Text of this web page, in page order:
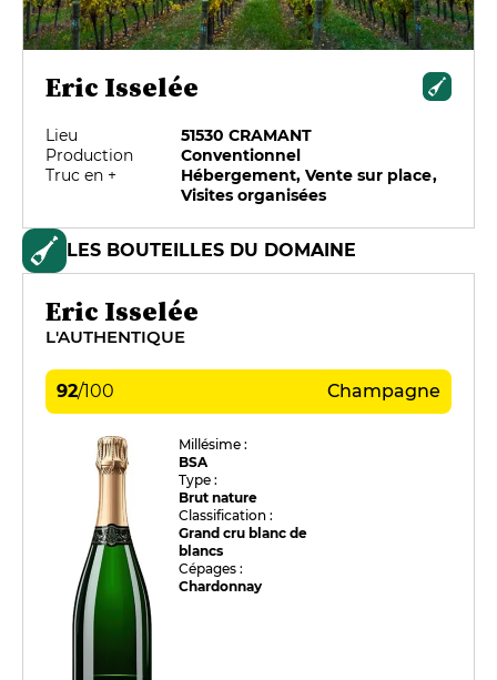
Eric Isselée
Lieu
51530 CRAMANT
Production
Conventionnel
Truc en +
Hébergement, Vente sur place,
Visites organisées
LES BOUTEILLES DU DOMAINE
Eric Isselée
L'AUTHENTIQUE
92/100 Champagne
Millésime :
BSA
Type :
Brut nature
Classification :
Grand cru blanc de
blancs
Cépages :
Chardonnay